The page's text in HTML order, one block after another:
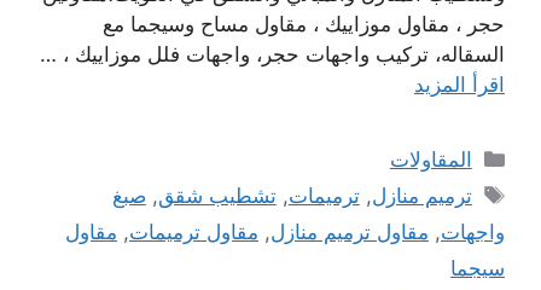
حجر ، مقاول موزاييك ، مقاول مساح وسيجما مع
السقاله، تركيب واجهات حجر، واجهات فلل موزاييك ، …
اقرأ المزيد
التصنيفات
المقاولات
الوسوم
ترميم منازل,ترميمات,تشطيب شقق,صبغ
واجهات, مقاول ترميم منازل, مقاول ترميمات, مقاول
سيجما